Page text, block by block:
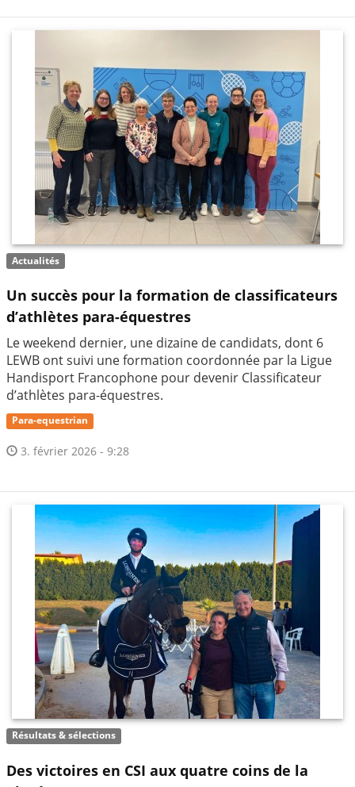
Actualités
Un succès pour la formation de classificateurs
d’athlètes para-équestres
Le weekend dernier, une dizaine de candidats, dont 6
LEWB ont suivi une formation coordonnée par la Ligue
Handisport Francophone pour devenir Classificateur
d’athlètes para-équestres.
Para-equestrian
3. février 2026 - 9:28
Résultats & sélections
Des victoires en CSI aux quatre coins de la